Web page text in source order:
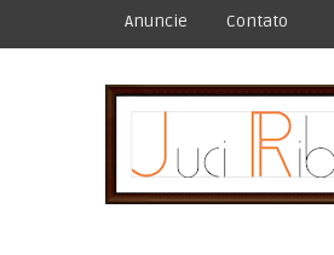
Anuncie Contato